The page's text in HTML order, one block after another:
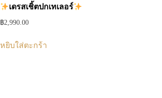
เดรสเชิ้ตปกเทเลอร์
฿2,990.00
หยิบใส่ตะกร้า